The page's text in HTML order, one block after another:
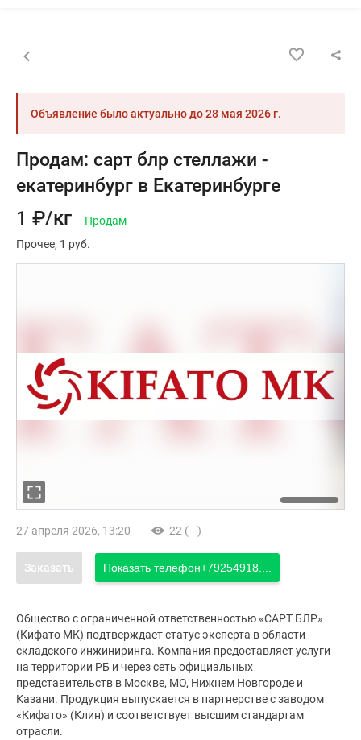
Назад к списку объявлений
Объявление было актуально до28 мая 2026 г.
Продам: сарт блр стеллажи -
екатеринбург в Екатеринбурге
1 ₽/кг
Продам
Прочее 1 руб.
27 апреля 2026, 13:20 22 (—)
Заказать Показать телефон+79254918....
Общество с ограниченной ответственностью «САРТ БЛР»
(Кифато МК) подтверждает статус эксперта в области
складского инжиниринга. Компания предоставляет услуги
на территории РБ и через сеть официальных
представительств в Москве, МО, Нижнем Новгороде и
Казани. Продукция выпускается в партнерстве с заводом
«Кифато» (Клин) и соответствует высшим стандартам
отрасли.